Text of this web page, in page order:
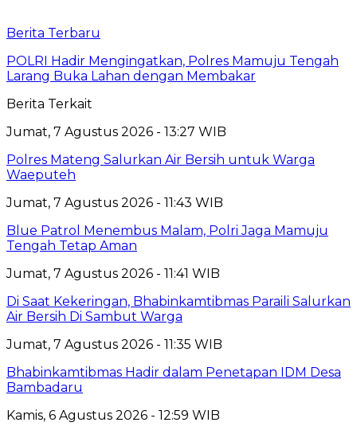
Berita Terbaru
POLRI Hadir Mengingatkan, Polres Mamuju Tengah
Larang Buka Lahan dengan Membakar
Berita Terkait
Jumat, 7 Agustus 2026 - 13:27 WIB
Polres Mateng Salurkan Air Bersih untuk Warga
Waeputeh
Jumat, 7 Agustus 2026 - 11:43 WIB
Blue Patrol Menembus Malam, Polri Jaga Mamuju
Tengah Tetap Aman
Jumat, 7 Agustus 2026 - 11:41 WIB
Di Saat Kekeringan, Bhabinkamtibmas Paraili Salurkan
Air Bersih Di Sambut Warga
Jumat, 7 Agustus 2026 - 11:35 WIB
Bhabinkamtibmas Hadir dalam Penetapan IDM Desa
Bambadaru
Kamis, 6 Agustus 2026 - 12:59 WIB